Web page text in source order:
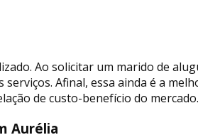
Ao solicitar um marido de
Afinal, essa ainda é a
de custo-benefício do mercado.
Aurélia